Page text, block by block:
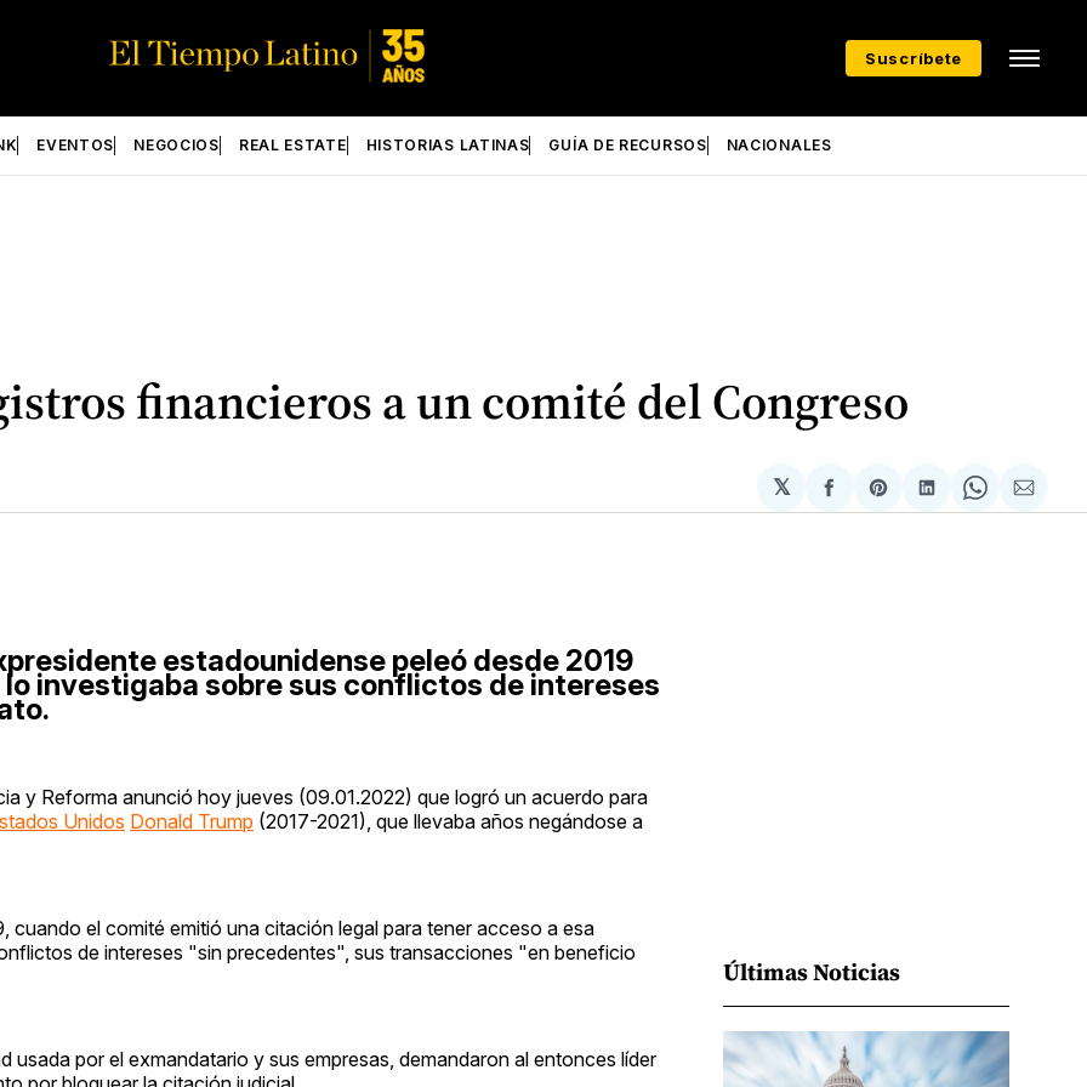
Suscríbete
EVENTOS NEGOCIOS REAL ESTATE HISTORIAS LATINAS GUÍA DE RECURSOS NACIONALES
financieros a un comité del Congreso
𝕏
Compartir
en
Share
on
Compartir
en
Share
on
via
estadounidense peleó desde 2019
investigaba sobre sus conflictos de intereses
y Reforma anunció hoy jueves (09.01.2022) que logró un acuerdo para
Unidos Donald Trump (2017-2021), que llevaba años negándose a
cuando el comité emitió una citación legal para tener acceso a esa
de intereses "sin precedentes", sus transacciones "en beneficio
por el exmandatario y sus empresas, demandaron al entonces líder
Últimas Noticias